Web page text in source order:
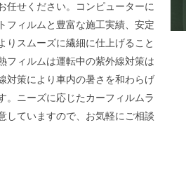
任せください。コンピューターに
フィルムと豊富な施工実績、安定
りスムーズに繊細に仕上げること
フィルムは運転中の紫外線対策は
対策により車内の暑さを和わらげ
。ニーズに応じたカーフィルムラ
していますので、お気軽にご相談